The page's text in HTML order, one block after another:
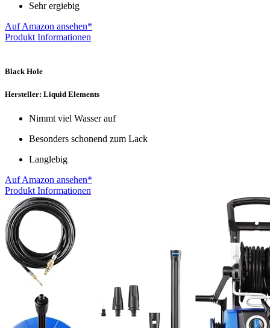
Sehr ergiebig
Auf Amazon ansehen*
Produkt Informationen
Black Hole
Hersteller: Liquid Elements
Nimmt viel Wasser auf
Besonders schonend zum Lack
Langlebig
Auf Amazon ansehen*
Produkt Informationen